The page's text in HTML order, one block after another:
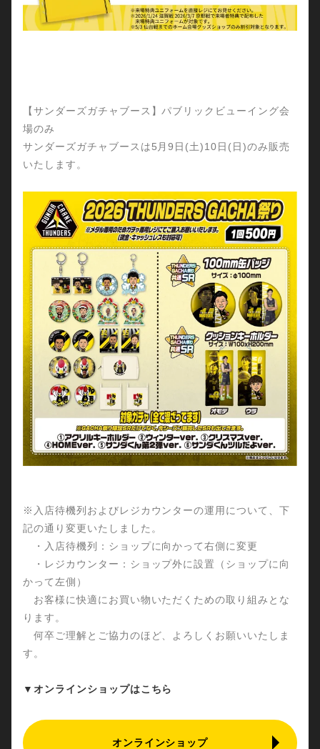
【サンダーズガチャブース】パブリックビューイング会
場のみ
サンダーズガチャブースは5月9日(土)10日(日)のみ販売
いたします。
※入店待機列およびレジカウンターの運用について、下
記の通り変更いたしました。
・入店待機列：ショップに向かって右側に変更
・レジカウンター：ショップ外に設置（ショップに向
かって左側）
お客様に快適にお買い物いただくための取り組みとな
ります。
何卒ご理解とご協力のほど、よろしくお願いいたしま
す。
▼オンラインショップはこちら
オンラインショップ